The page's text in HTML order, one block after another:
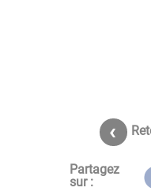
Partagez
sur :